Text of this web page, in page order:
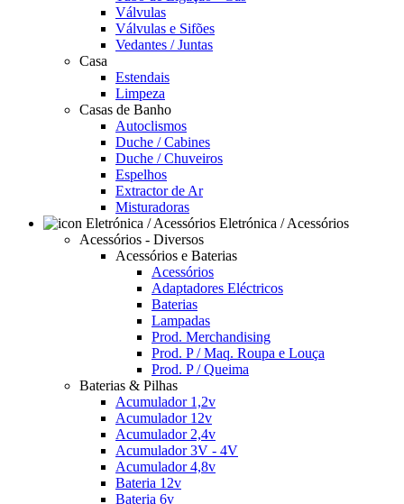
Válvulas
Válvulas e Sifões
Vedantes / Juntas
Casa
Estendais
Limpeza
Casas de Banho
Autoclismos
Duche / Cabines
Duche / Chuveiros
Espelhos
Extractor de Ar
Misturadoras
Eletrónica / Acessórios
Acessórios - Diversos
Acessórios e Baterias
Acessórios
Adaptadores Eléctricos
Baterias
Lampadas
Prod. Merchandising
Prod. P / Maq. Roupa e Louça
Prod. P / Queima
Baterias & Pilhas
Acumulador 1,2v
Acumulador 12v
Acumulador 2,4v
Acumulador 3V - 4V
Acumulador 4,8v
Bateria 12v
Bateria 6v